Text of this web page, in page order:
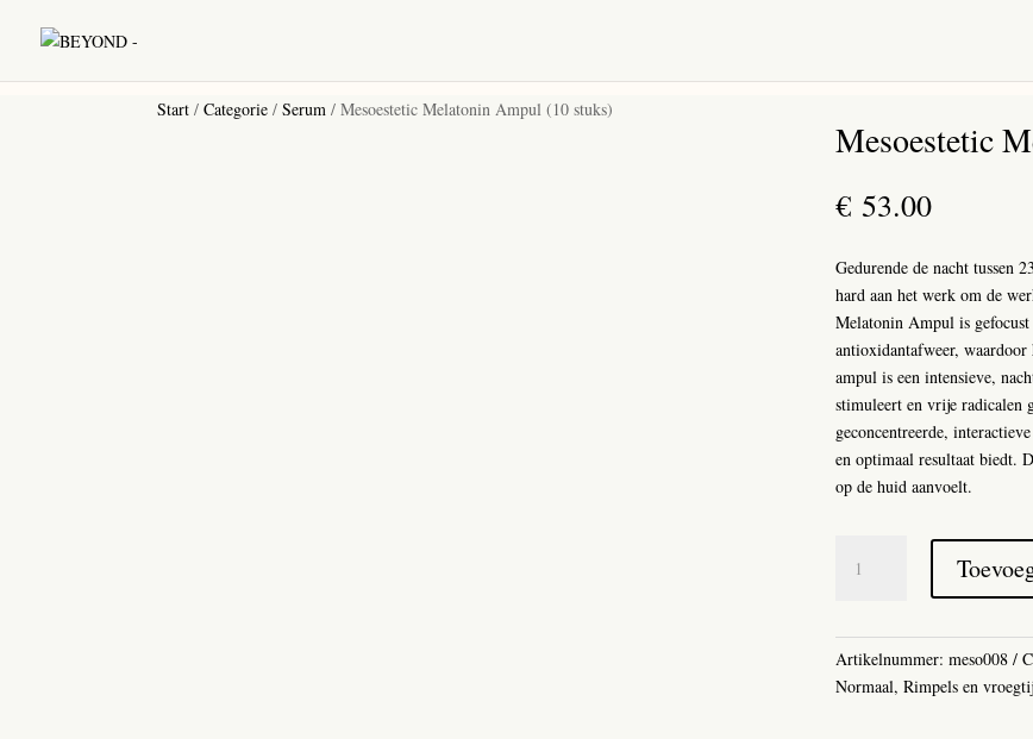
Start / Categorie / Serum / Mesoestetic Melatonin Ampul (10 stuks)
Mesoestetic
€53.00
Gedurende de nacht tussen
hard aan het werk om de
Melatonin Ampul is
antioxidantafweer,
ampul is een intensieve,
stimuleert en vrije radicalen
geconcentreerde,
en optimaal resultaat biedt.
op de huid aanvoelt.
Melatonin
stuks)
aantal
Artikelnummer: meso008
Normaal, Rimpels en